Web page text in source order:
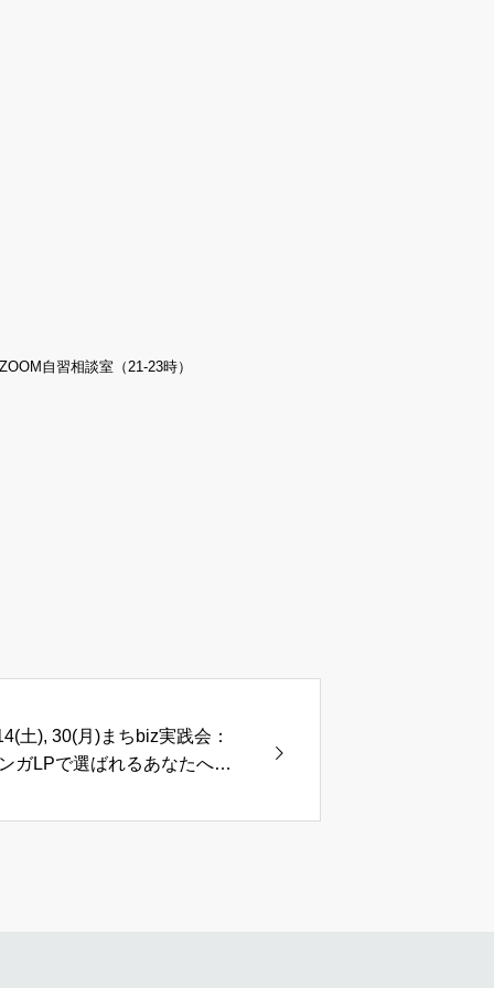
自習相談室（21-23時）
土), 30(月)まちbiz実践会：
ガLPで選ばれるあなたへ！
ート付き